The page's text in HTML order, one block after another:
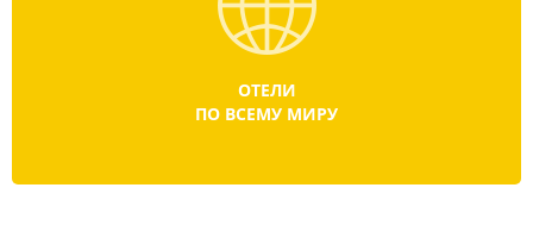
ОТЕЛИ
ПО ВСЕМУ МИРУ